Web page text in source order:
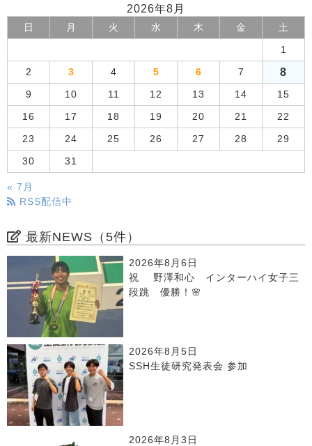
2026年8月
日 月 火 水 木 金 土
1
2 3 4 5 6 7 8
9 10 11 12 13 14 15
16 17 18 19 20 21 22
23 24 25 26 27 28 29
30 31
« 7月
RSS配信中
最新NEWS（5件）
2026年8月6日
祝 野澤和心 インターハイ女子三
段跳 優勝！🌸
2026年8月5日
SSH生徒研究発表会 参加
2026年8月3日